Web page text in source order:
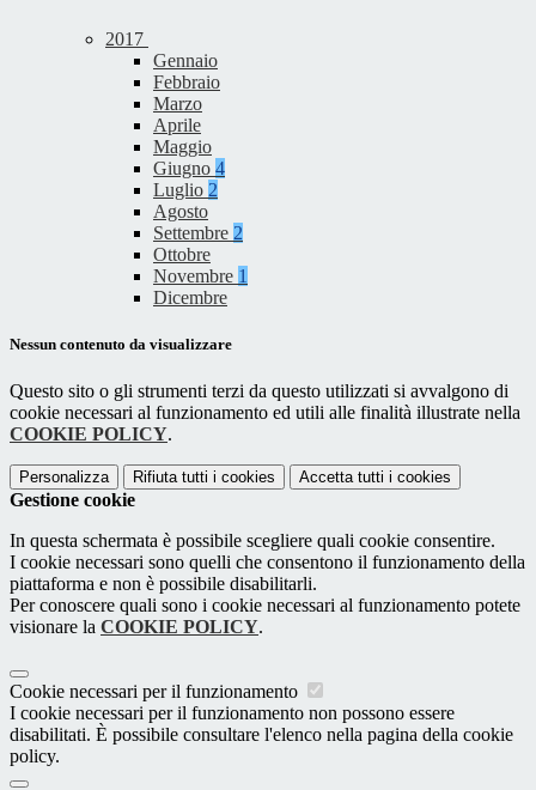
2017
Gennaio
Febbraio
Marzo
Aprile
Maggio
Giugno 4
Luglio 2
Agosto
Settembre 2
Ottobre
Novembre 1
Dicembre
Nessun contenuto da visualizzare
Questo sito o gli strumenti terzi da questo utilizzati si avvalgono di
cookie necessari al funzionamento ed utili alle finalità illustrate nella
COOKIE POLICY.
Personalizza Rifiuta tutti i cookies Accetta tutti i cookies
Gestione cookie
In questa schermata è possibile scegliere quali cookie consentire.
I cookie necessari sono quelli che consentono il funzionamento della
piattaforma e non è possibile disabilitarli.
Per conoscere quali sono i cookie necessari al funzionamento potete
visionare la COOKIE POLICY.
Cookie necessari per il funzionamento
I cookie necessari per il funzionamento non possono essere
disabilitati. È possibile consultare l'elenco nella pagina della cookie
policy.